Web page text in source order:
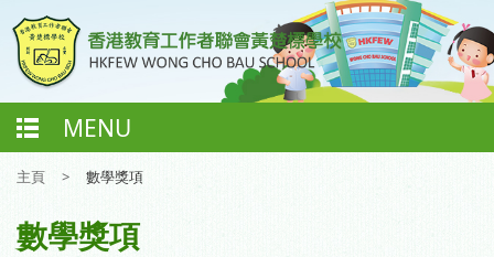
MENU
主頁 > 數學獎項
數學獎項